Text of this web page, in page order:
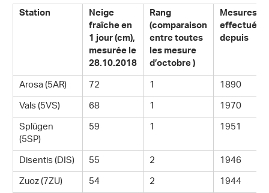
Station Neige
fraîche en
1 jour (cm),
mesurée le
28.10.2018
Rang
(comparaison
entre toutes
les mesure
d’octobre )
Mesures
effectuées
depuis
Arosa (5AR) 72 1
1890
Vals (5VS)
68 1
1970
Splügen
(5SP)
59 1
1951
Disentis (DIS)
55 2
1946
Zuoz (7ZU)
54 2
1944